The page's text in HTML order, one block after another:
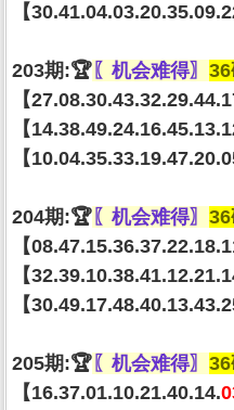
【
203期:🏆〖机会难得〗
【
【
【
204期:🏆〖机会难得〗
【
【
【
205期:🏆〖机会难得〗
【16.37.01.10.21.40.14.